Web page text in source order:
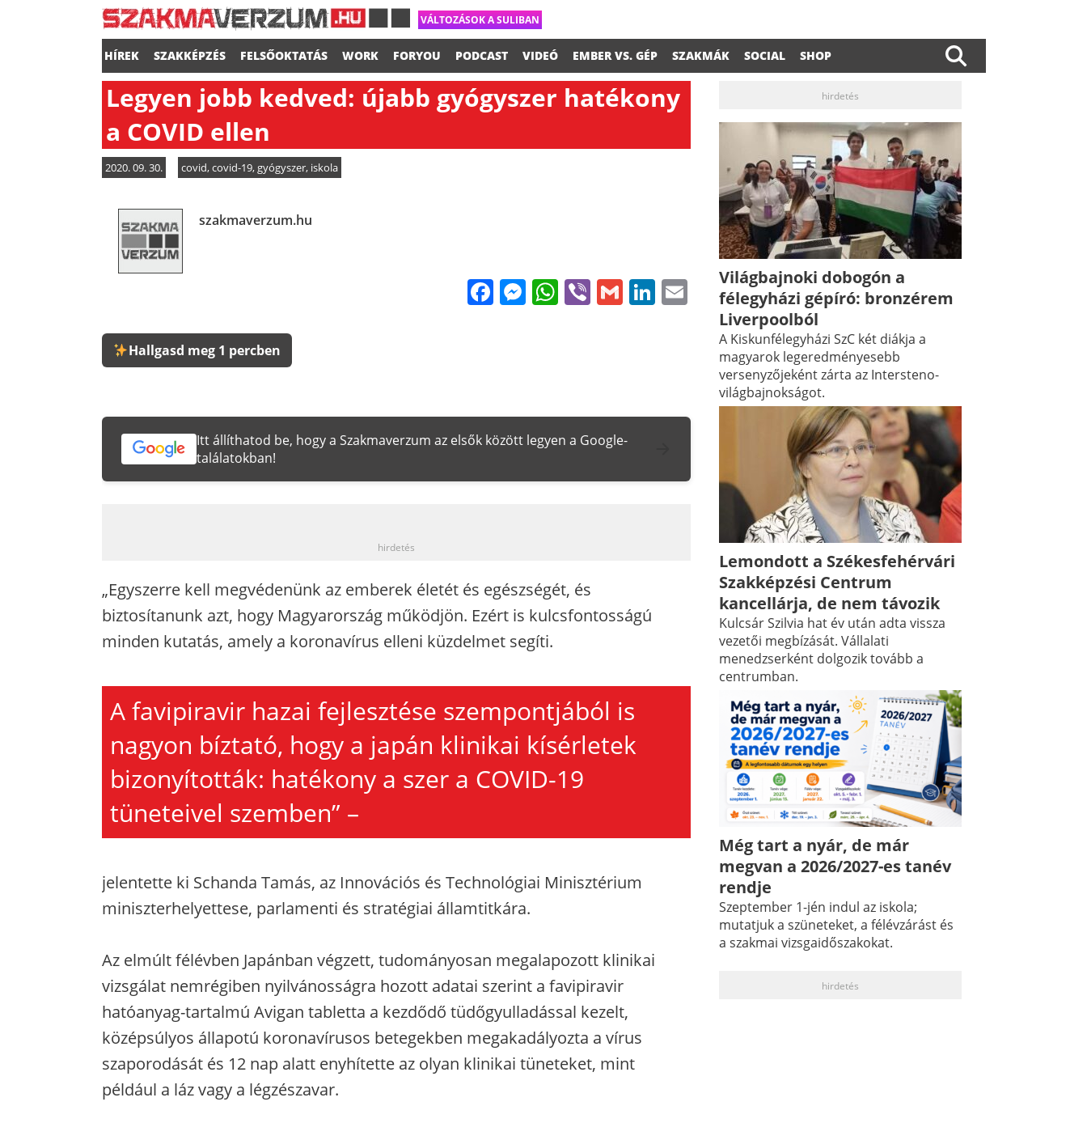
VÁLTOZÁSOK A SULIBAN
HÍREK SZAKKÉPZÉS FELSŐOKTATÁS WORK FORYOU PODCAST VIDEÓ EMBER VS. GÉP SZAKMÁK SOCIAL SHOP
Legyen jobb kedved: újabb gyógyszer hatékony
a COVID ellen
2020. 09. 30. covid,covid-19, gyógyszer, iskola
szakmaverzum.hu
Facebook
Messenger
WhatsApp
ViberGmailLinkedIn
Email
Hallgasd meg 1 percben
Itt állíthatod be, hogy a Szakmaverzum az elsők között legyen a Google-
találatokban!
hirdetés
„Egyszerre kell megvédenünk az emberek életét és egészségét, és
biztosítanunk azt, hogy Magyarország működjön. Ezért is kulcsfontosságú
minden kutatás, amely a koronavírus elleni küzdelmet segíti.
A favipiravir hazai fejlesztése szempontjából is
nagyon bíztató, hogy a japán klinikai kísérletek
bizonyították: hatékony a szer a COVID-19
tüneteivel szemben” –
jelentette ki Schanda Tamás, az Innovációs és Technológiai Minisztérium
miniszterhelyettese, parlamenti és stratégiai államtitkára.
Az elmúlt félévben Japánban végzett, tudományosan megalapozott klinikai
vizsgálat nemrégiben nyilvánosságra hozott adatai szerint a favipiravir
hatóanyag-tartalmú Avigan tabletta a kezdődő tüdőgyulladással kezelt,
középsúlyos állapotú koronavírusos betegekben megakadályozta a vírus
szaporodását és 12 nap alatt enyhítette az olyan klinikai tüneteket, mint
például a láz vagy a légzészavar.
hirdetés
Világbajnoki dobogón a
félegyházi gépíró: bronzérem
Liverpoolból
A Kiskunfélegyházi SzC két diákja a
magyarok legeredményesebb
versenyzőjeként zárta az Intersteno-
világbajnokságot.
Lemondott a Székesfehérvári
Szakképzési Centrum
kancellárja, de nem távozik
Kulcsár Szilvia hat év után adta vissza
vezetői megbízását. Vállalati
menedzserként dolgozik tovább a
centrumban.
Még tart a nyár, de már
megvan a 2026/2027-es tanév
rendje
Szeptember 1-jén indul az iskola;
mutatjuk a szüneteket, a félévzárást és
a szakmai vizsgaidőszakokat.
hirdetés